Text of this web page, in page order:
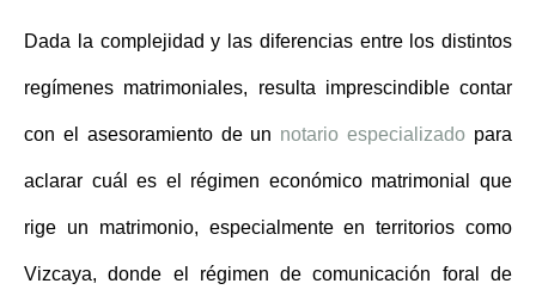
Dada la complejidad y las diferencias entre los distintos
regímenes matrimoniales, resulta imprescindible contar
con el asesoramiento de un notario especializado para
aclarar cuál es el régimen económico matrimonial que
rige un matrimonio, especialmente en territorios como
Vizcaya, donde el régimen de comunicación foral de